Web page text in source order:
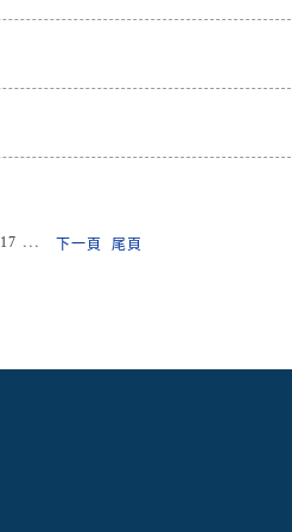
17 ... 下一頁 尾頁